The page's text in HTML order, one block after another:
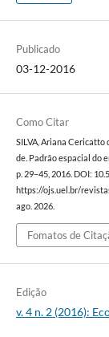
Publicado
03-12-2016
Como Citar
SILVA, Ariana
de. Padrão espacial do
p. 29–45, 2016. DOI:
https://ojs.uel.br/
ago. 2026.
Fomatos de
Edição
v. 4 n. 2 (2016):